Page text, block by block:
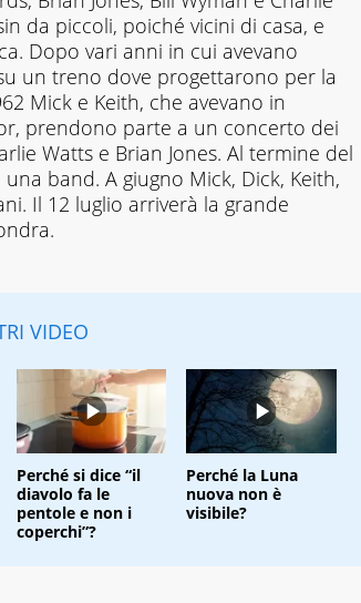
da piccoli, poiché vicini di casa, e
Dopo vari anni in cui avevano
un treno dove progettarono per la
Mick e Keith, che avevano in
prendono parte a un concerto dei
Watts e Brian Jones. Al termine del
band. A giugno Mick, Dick, Keith,
Il 12 luglio arriverà la grande
VIDEO
Perché si dice “il
diavolo fa le
pentole e non i
coperchi”?
Perché la Luna
nuova non è
visibile?